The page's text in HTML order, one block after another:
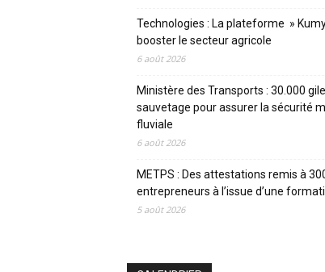
Technologies : La plateforme »
booster le secteur agricole
6 août 2026
Ministère des Transports : 30.000
sauvetage pour assurer la sécurité
fluviale
6 août 2026
METPS : Des attestations remis à
entrepreneurs à l’issue d’une
5 août 2026